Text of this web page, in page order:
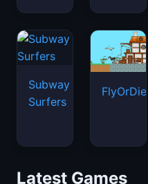
Subway
Surfers
Latest Games